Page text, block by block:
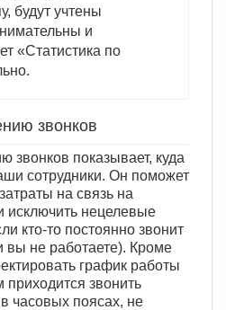
будут учтены
и
«Статистика по
звонков
звонков показывает, куда
сотрудники. Он поможет
на связь на
нецелевые
кто-то постоянно звонит
вы не работаете). Кроме
график работы
звонить
часовых поясах, не